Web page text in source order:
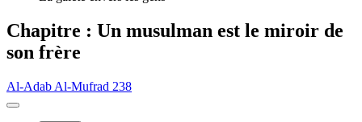
Chapitre : Un musulman est le miroir de
son frère
Al-Adab Al-Mufrad 238